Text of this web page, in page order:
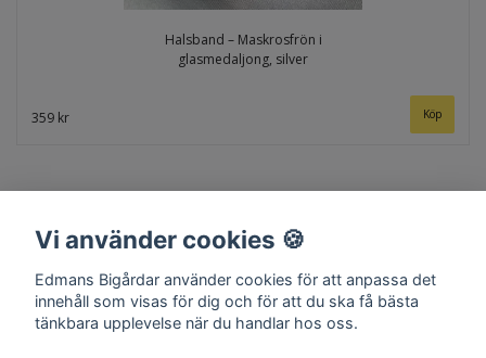
Halsband – Maskrosfrön i
glasmedaljong, silver
359 kr
Vi använder cookies 🍪
Edmans Bigårdar använder cookies för att anpassa det
innehåll som visas för dig och för att du ska få bästa
tänkbara upplevelse när du handlar hos oss.